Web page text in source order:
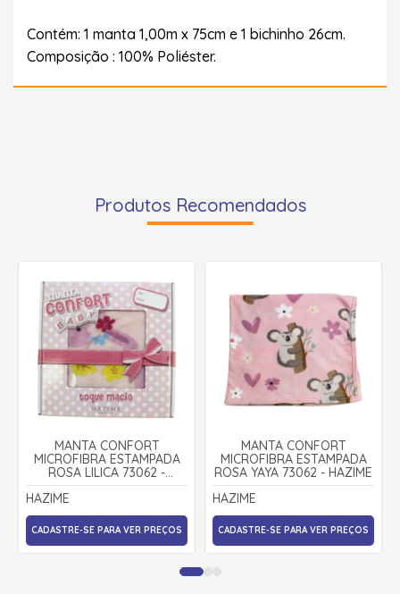
Contém: 1 manta 1,00m x 75cm e 1 bichinho 26cm.
Composição : 100% Poliéster.
Produtos Recomendados
MANTA CONFORT
MICROFIBRA ESTAMPADA
ROSA LILICA 73062 -
HAZIME
HAZIME
CADASTRE-SE PARA VER PREÇOS
MANTA CONFORT
MICROFIBRA ESTAMPADA
ROSA YAYA 73062 - HAZIME
HAZIME
CADASTRE-SE PARA VER PREÇOS